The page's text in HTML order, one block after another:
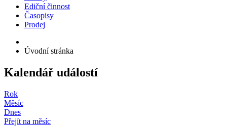
Ediční činnost
Časopisy
Prodej
Úvodní stránka
Kalendář událostí
Rok
Měsíc
Dnes
Přejít na měsíc